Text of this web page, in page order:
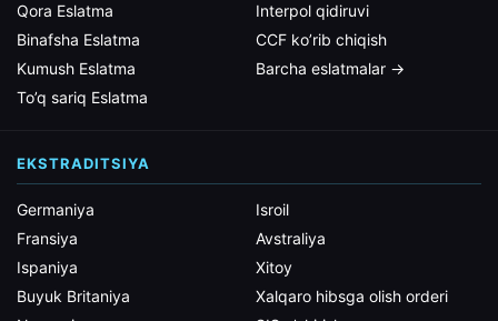
Qora Eslatma
Binafsha Eslatma
Kumush Eslatma
To’q sariq Eslatma
Interpol qidiruvi
CCF ko’rib chiqish
Barcha eslatmalar →
EKSTRADITSIYA
Germaniya
Fransiya
Ispaniya
Buyuk Britaniya
Isroil
Avstraliya
Xitoy
Xalqaro hibsga olish orderi